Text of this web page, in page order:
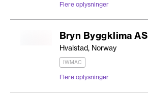
Flere oplysninger
Bryn Byggklima AS
Hvalstad, Norway
IWMAC
Flere oplysninger